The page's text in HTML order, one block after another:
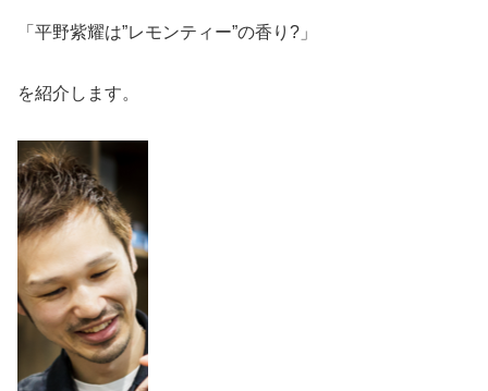
「平野紫耀は”レモンティー”の香り?」
を紹介します。